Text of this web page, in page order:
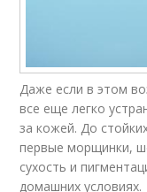
Даже если в этом
все еще легко
за кожей. До
первые морщинки,
сухость и
домашних условиях.